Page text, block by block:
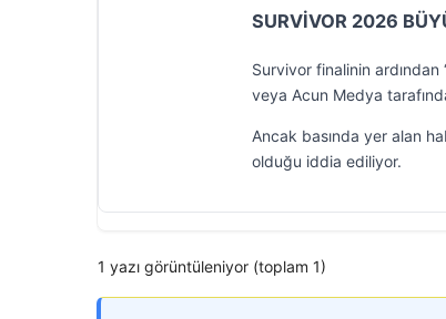
SURVİVOR 2026
Survivor finalinin ardından
veya Acun Medya
Ancak basında yer alan
olduğu iddia ediliyor.
1 yazı görüntüleniyor (toplam 1)